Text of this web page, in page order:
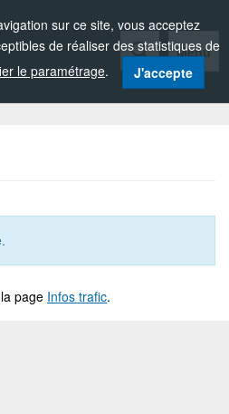
sur ce site, vous acceptez
de réaliser des statistiques de
le paramétrage. J'accepte
Menu
page Infos trafic.